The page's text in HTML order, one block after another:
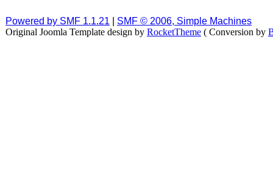
Powered by SMF 1.1.21
SMF © 2006, Simple Machines
Original Joomla Template design by RocketTheme ( Conversion by